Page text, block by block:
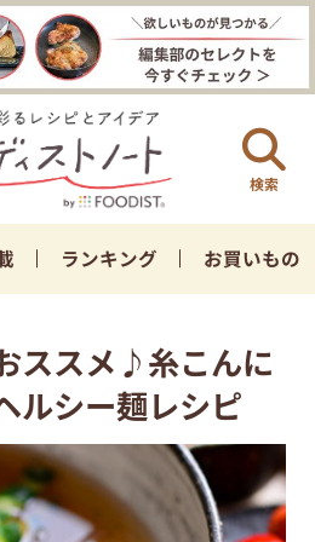
検索
ランキング お買いもの
ススメ♪糸こんに
ルシー麺レシピ